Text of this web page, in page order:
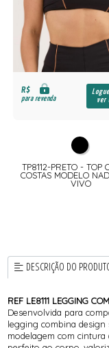
R$
para revenda
ver
TP8112-PRETO - TOP
COSTAS MODELO
VIVO
DESCRIÇÃO DO
REF LE8111 LEGGING
Desenvolvida para
legging combina
modelagem com